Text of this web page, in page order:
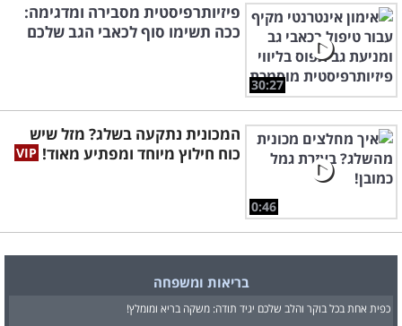
30:27
פיזיותרפיסטית מסבירה ומדגימה:
ככה תשימו סוף לכאבי הגב שלכם
0:46
המכונית נתקעה בשלג? מזל שיש
כוח חילוץ מיוחד ומפתיע מאוד!
בריאות ומשפחה
כפית אחת בכל בוקר והלב שלכם יגיד תודה: משקה בריא ומומלץ!